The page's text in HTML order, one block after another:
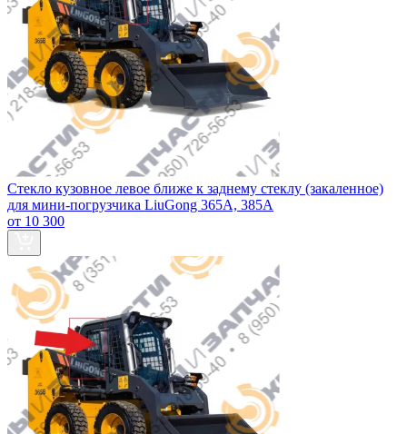
Стекло кузовное левое ближе к заднему стеклу (закаленное)
для мини-погрузчика LiuGong 365А, 385А
от 10 300